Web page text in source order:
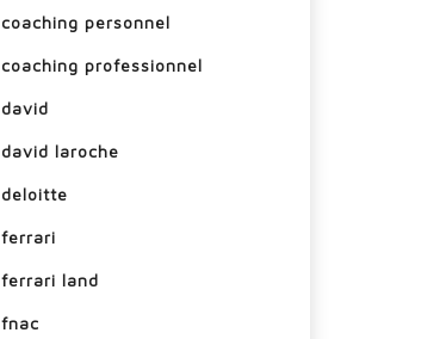
coaching personnel
coaching professionnel
david
david laroche
deloitte
ferrari
ferrari land
fnac